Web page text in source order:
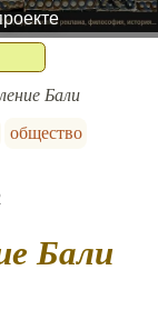
Бали
общество
Бали